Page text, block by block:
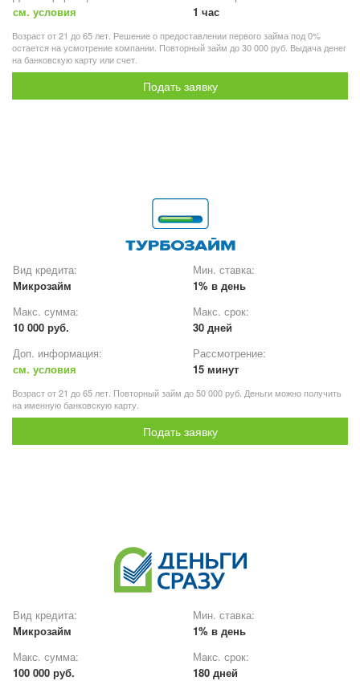
см. условия
1 час
Возраст от 21 до 65 лет. Решение о предоставлении первого займа под 0%
остается на усмотрение компании. Повторный займ до 30 000 руб. Выдача денег
на банковскую карту или счет.
Подать заявку
Вид кредита:
Микрозайм
Мин. ставка:
1% в день
Макс. сумма:
10 000 руб.
Макс. срок:
30 дней
Доп. информация:
см. условия
Рассмотрение:
15 минут
Возраст от 21 до 65 лет. Повторный займ до 50 000 руб. Деньги можно получить
на именную банковскую карту.
Подать заявку
Вид кредита:
Микрозайм
Мин. ставка:
1% в день
Макс. сумма:
100 000 руб.
Макс. срок:
180 дней